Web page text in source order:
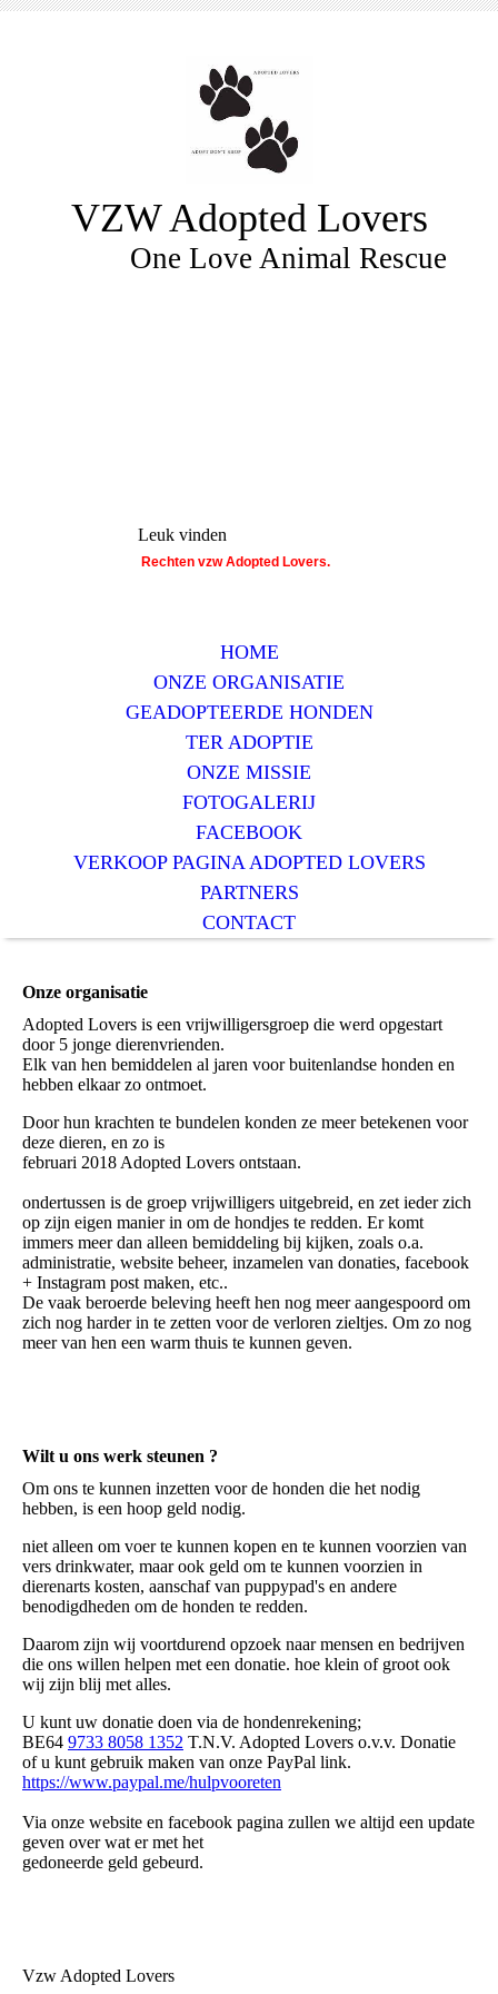
VZW Adopted Lovers
One Love Animal Rescue
Leuk vinden
Rechten vzw Adopted Lovers.
HOME
ONZE ORGANISATIE
GEADOPTEERDE HONDEN
TER ADOPTIE
ONZE MISSIE
FOTOGALERIJ
FACEBOOK
VERKOOP PAGINA ADOPTED LOVERS
PARTNERS
CONTACT
Onze organisatie
Adopted Lovers is een vrijwilligersgroep die werd opgestart
door 5 jonge dierenvrienden.
Elk van hen bemiddelen al jaren voor buitenlandse honden en
hebben elkaar zo ontmoet.
Door hun krachten te bundelen konden ze meer betekenen voor
deze dieren, en zo is
februari 2018 Adopted Lovers ontstaan.
ondertussen is de groep vrijwilligers uitgebreid, en zet ieder zich
op zijn eigen manier in om de hondjes te redden. Er komt
immers meer dan alleen bemiddeling bij kijken, zoals o.a.
administratie, website beheer, inzamelen van donaties, facebook
+ Instagram post maken, etc..
De vaak beroerde beleving heeft hen nog meer aangespoord om
zich nog harder in te zetten voor de verloren zieltjes. Om zo nog
meer van hen een warm thuis te kunnen geven.
Wilt u ons werk steunen ?
Om ons te kunnen inzetten voor de honden die het nodig
hebben, is een hoop geld nodig.
niet alleen om voer te kunnen kopen en te kunnen voorzien van
vers drinkwater, maar ook geld om te kunnen voorzien in
dierenarts kosten, aanschaf van puppypad's en andere
benodigdheden om de honden te redden.
Daarom zijn wij voortdurend opzoek naar mensen en bedrijven
die ons willen helpen met een donatie. hoe klein of groot ook
wij zijn blij met alles.
U kunt uw donatie doen via de hondenrekening;
BE64 9733 8058 1352 T.N.V. Adopted Lovers o.v.v. Donatie
of u kunt gebruik maken van onze PayPal link.
https://www.paypal.me/hulpvooreten
Via onze website en facebook pagina zullen we altijd een update
geven over wat er met het
gedoneerde geld gebeurd.
Vzw Adopted Lovers